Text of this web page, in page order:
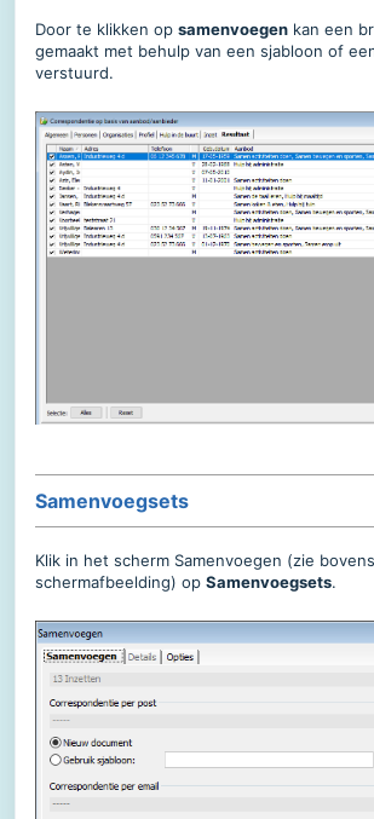
Door te klikken op samenvoegen kan een
gemaakt met behulp van een sjabloon of
verstuurd.
Samenvoegsets
Klik in het scherm Samenvoegen (zie
schermafbeelding) op Samenvoegsets.